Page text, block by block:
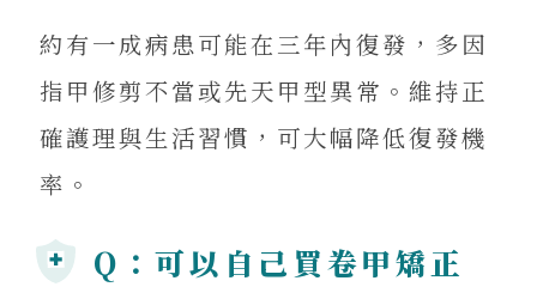
約有一成病患可能在三年內復發，多因
指甲修剪不當或先天甲型異常。維持正
確護理與生活習慣，可大幅降低復發機
率。
Q：可以自己買卷甲矯正